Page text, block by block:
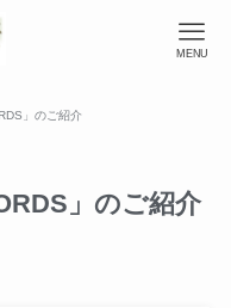
MENU
」のご紹介
」のご紹介